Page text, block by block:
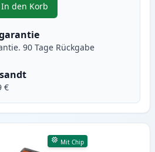
um anzupassen
In den Korb
, 5 stück Canon PGI-525 & CLI-
90 Tage Rückgabe
€
Mit Chip